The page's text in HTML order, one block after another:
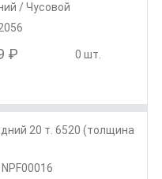
/ Чусовой
₽ 0 шт.
20 т. 6520 (толщина